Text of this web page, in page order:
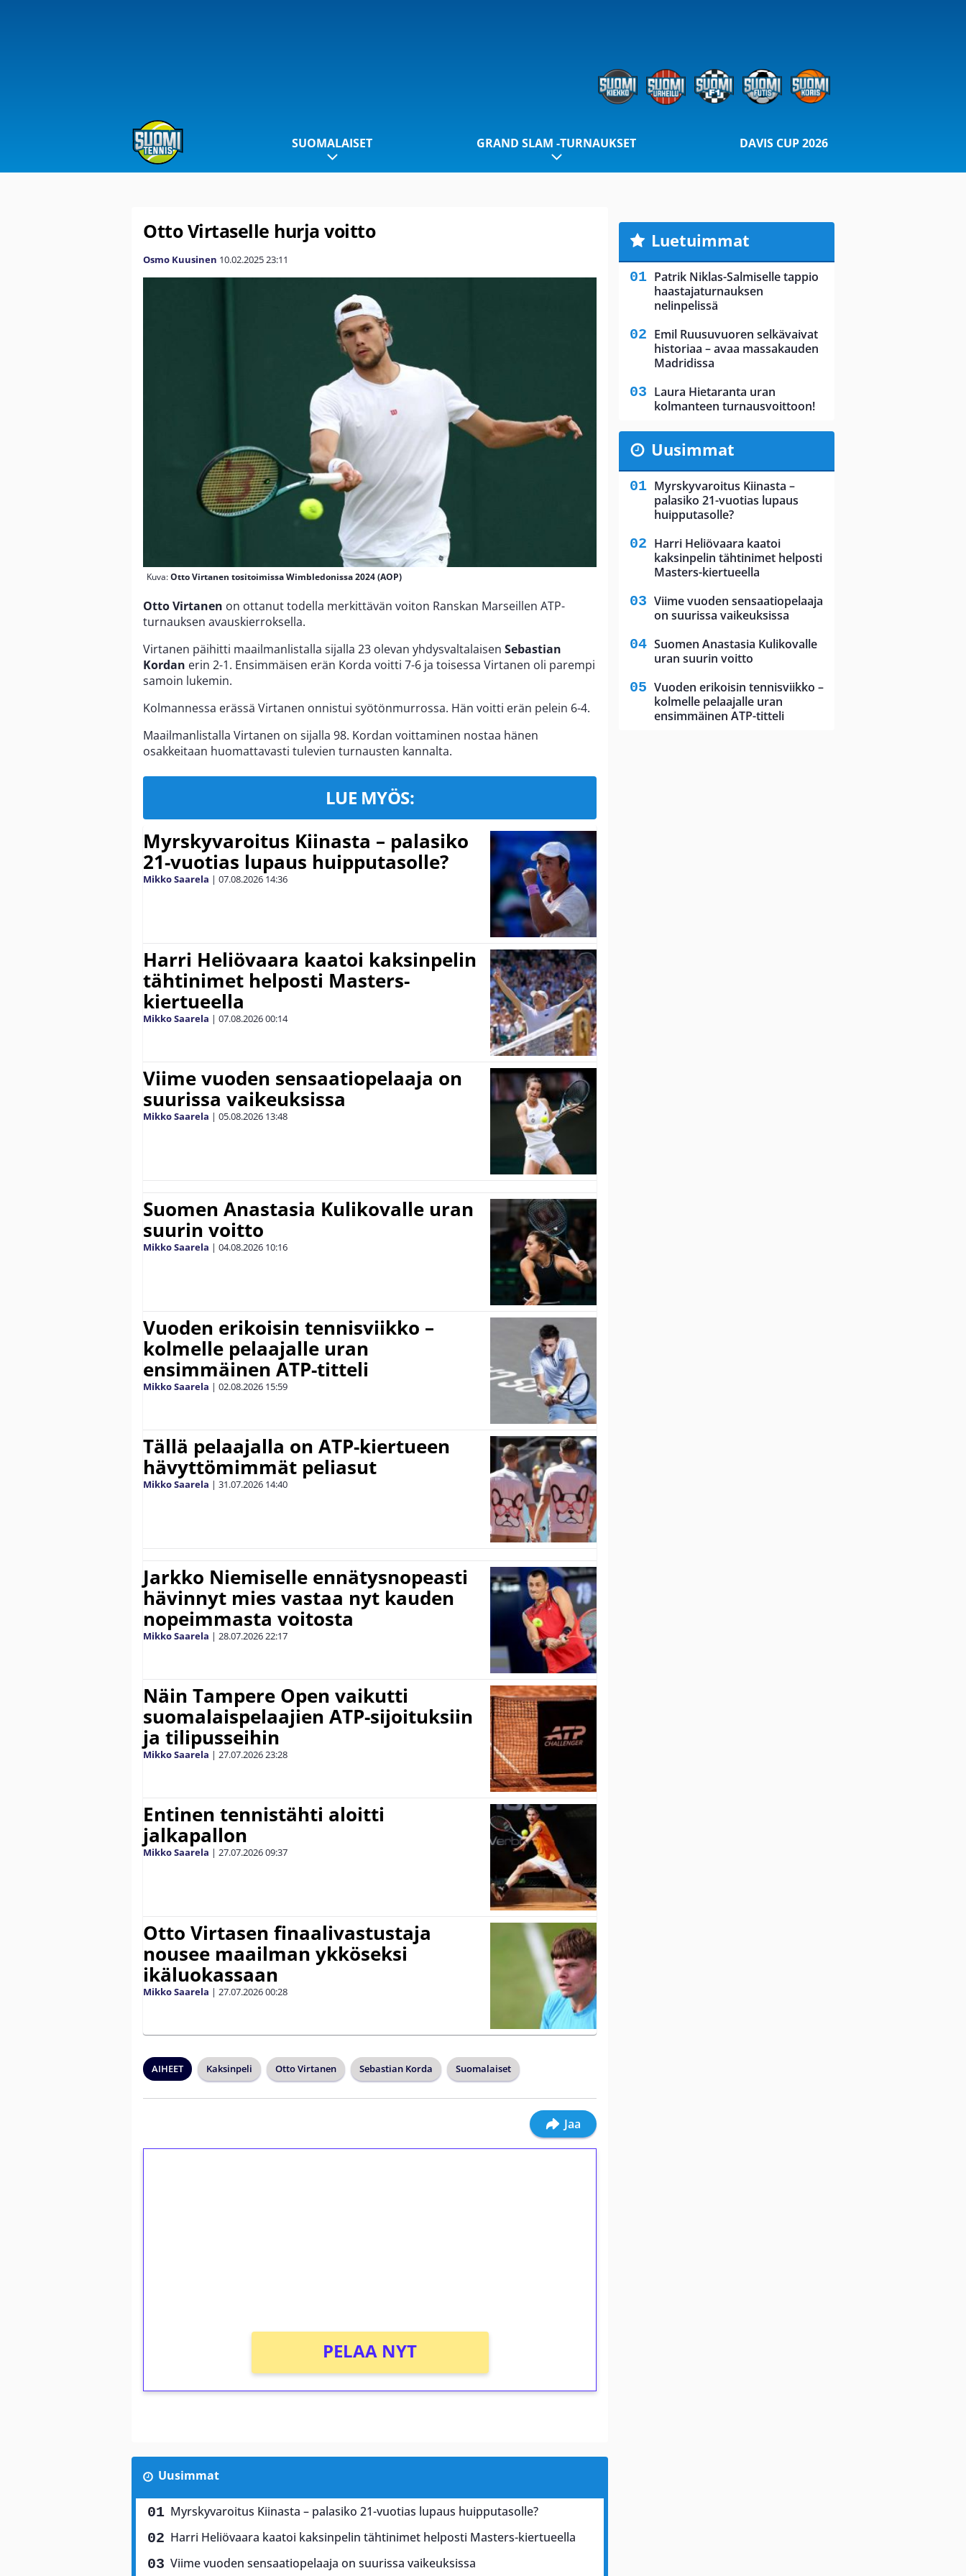
SUOMALAISET GRAND SLAM -TURNAUKSET DAVIS CUP 2026
Otto Virtaselle hurja voitto
Osmo Kuusinen 10.02.202523:11
Kuva:Otto Virtanen tositoimissa Wimbledonissa 2024 (AOP)
Otto Virtanen on ottanut todella merkittävän voiton Ranskan Marseillen ATP-
turnauksen avauskierroksella.
Virtanen päihitti maailmanlistalla sijalla 23 olevan yhdysvaltalaisen Sebastian
Kordan erin 2-1. Ensimmäisen erän Korda voitti 7-6 ja toisessa Virtanen oli parempi
samoin lukemin.
Kolmannessa erässä Virtanen onnistui syötönmurrossa. Hän voitti erän pelein 6-4.
Maailmanlistalla Virtanen on sijalla 98. Kordan voittaminen nostaa hänen
osakkeitaan huomattavasti tulevien turnausten kannalta.
LUE MYÖS:
Myrskyvaroitus Kiinasta – palasiko
21-vuotias lupaus huipputasolle?
Mikko Saarela | 07.08.2026 14:36
Harri Heliövaara kaatoi kaksinpelin
tähtinimet helposti Masters-
kiertueella
Mikko Saarela | 07.08.202600:14
Viime vuoden sensaatiopelaaja on
suurissa vaikeuksissa
Mikko Saarela | 05.08.2026 13:48
Suomen Anastasia Kulikovalle uran
suurin voitto
Mikko Saarela | 04.08.2026 10:16
Vuoden erikoisin tennisviikko –
kolmelle pelaajalle uran
ensimmäinen ATP-titteli
Mikko Saarela | 02.08.2026 15:59
Tällä pelaajalla on ATP-kiertueen
hävyttömimmät peliasut
Mikko Saarela | 31.07.2026 14:40
Jarkko Niemiselle ennätysnopeasti
hävinnyt mies vastaa nyt kauden
nopeimmasta voitosta
Mikko Saarela | 28.07.202622:17
Näin Tampere Open vaikutti
suomalaispelaajien ATP-sijoituksiin
ja tilipusseihin
Mikko Saarela | 27.07.202623:28
Entinen tennistähti aloitti
jalkapallon
Mikko Saarela | 27.07.202609:37
Otto Virtasen finaalivastustaja
nousee maailman ykköseksi
ikäluokassaan
Mikko Saarela | 27.07.202600:28
AIHEET Kaksinpeli Otto Virtanen Sebastian Korda Suomalaiset
Jaa
PELAA NYT
Uusimmat
Myrskyvaroitus Kiinasta – palasiko 21-vuotias lupaus huipputasolle?
Harri Heliövaara kaatoi kaksinpelin tähtinimet helposti Masters-kiertueella
Viime vuoden sensaatiopelaaja on suurissa vaikeuksissa
Luetuimmat
Patrik Niklas-Salmiselle tappio
haastajaturnauksen
nelinpelissä
Emil Ruusuvuoren selkävaivat
historiaa – avaa massakauden
Madridissa
Laura Hietaranta uran
kolmanteen turnausvoittoon!
Uusimmat
Myrskyvaroitus Kiinasta –
palasiko 21-vuotias lupaus
huipputasolle?
Harri Heliövaara kaatoi
kaksinpelin tähtinimet helposti
Masters-kiertueella
Viime vuoden sensaatiopelaaja
on suurissa vaikeuksissa
Suomen Anastasia Kulikovalle
uran suurin voitto
Vuoden erikoisin tennisviikko –
kolmelle pelaajalle uran
ensimmäinen ATP-titteli